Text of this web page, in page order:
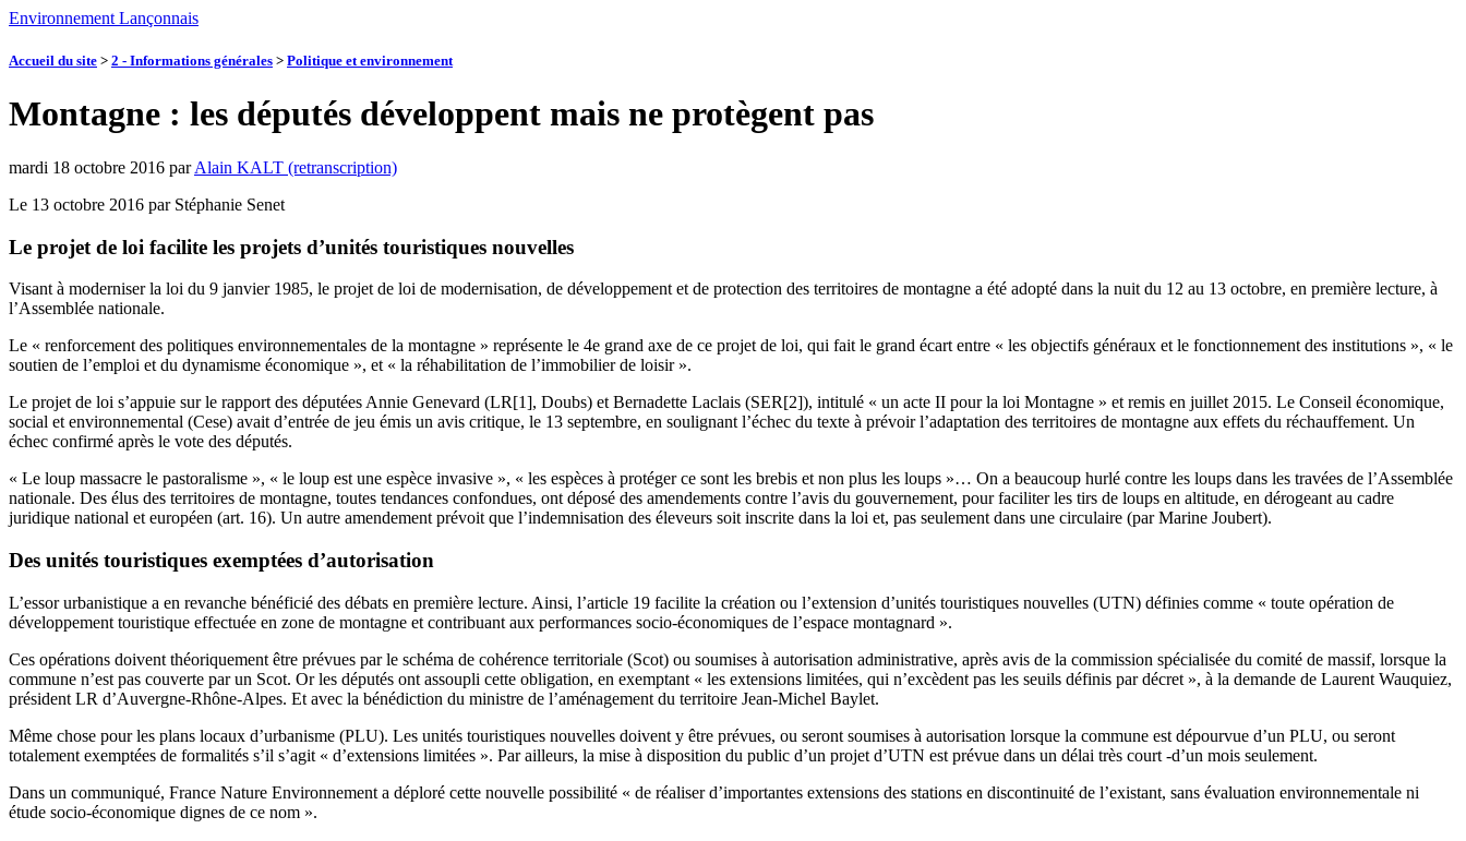
Environnement Lançonnais
Accueil du site > 2 - Informations générales > Politique et environnement
Montagne : les députés développent mais ne protègent pas
mardi 18 octobre 2016 parAlain KALT (retranscription)
Le 13 octobre 2016 par Stéphanie Senet
Le projet de loi facilite les projets d’unités touristiques nouvelles
Visant à moderniser la loi du 9 janvier 1985, le projet de loi de modernisation, de développement et de protection des territoires de montagne a été adopté dans la nuit du 12 au 13 octobre, en première lecture, à
l’Assemblée nationale.
Le « renforcement des politiques environnementales de la montagne » représente le 4e grand axe de ce projet de loi, qui fait le grand écart entre « les objectifs généraux et le fonctionnement des institutions », « le
soutien de l’emploi et du dynamisme économique », et « la réhabilitation de l’immobilier de loisir ».
Le projet de loi s’appuie sur le rapport des députées Annie Genevard (LR[1], Doubs) et Bernadette Laclais (SER[2]), intitulé « un acte II pour la loi Montagne » et remis en juillet 2015. Le Conseil économique,
social et environnemental (Cese) avait d’entrée de jeu émis un avis critique, le 13 septembre, en soulignant l’échec du texte à prévoir l’adaptation des territoires de montagne aux effets du réchauffement. Un
échec confirmé après le vote des députés.
« Le loup massacre le pastoralisme », « le loup est une espèce invasive », « les espèces à protéger ce sont les brebis et non plus les loups »… On a beaucoup hurlé contre les loups dans les travées de l’Assemblée
nationale. Des élus des territoires de montagne, toutes tendances confondues, ont déposé des amendements contre l’avis du gouvernement, pour faciliter les tirs de loups en altitude, en dérogeant au cadre
juridique national et européen (art. 16). Un autre amendement prévoit que l’indemnisation des éleveurs soit inscrite dans la loi et, pas seulement dans une circulaire (par Marine Joubert).
Des unités touristiques exemptées d’autorisation
L’essor urbanistique a en revanche bénéficié des débats en première lecture. Ainsi, l’article 19 facilite la création ou l’extension d’unités touristiques nouvelles (UTN) définies comme « toute opération de
développement touristique effectuée en zone de montagne et contribuant aux performances socio-économiques de l’espace montagnard ».
Ces opérations doivent théoriquement être prévues par le schéma de cohérence territoriale (Scot) ou soumises à autorisation administrative, après avis de la commission spécialisée du comité de massif, lorsque la
commune n’est pas couverte par un Scot. Or les députés ont assoupli cette obligation, en exemptant « les extensions limitées, qui n’excèdent pas les seuils définis par décret », à la demande de Laurent Wauquiez,
président LR d’Auvergne-Rhône-Alpes. Et avec la bénédiction du ministre de l’aménagement du territoire Jean-Michel Baylet.
Même chose pour les plans locaux d’urbanisme (PLU). Les unités touristiques nouvelles doivent y être prévues, ou seront soumises à autorisation lorsque la commune est dépourvue d’un PLU, ou seront
totalement exemptées de formalités s’il s’agit « d’extensions limitées ». Par ailleurs, la mise à disposition du public d’un projet d’UTN est prévue dans un délai très court -d’un mois seulement.
Dans un communiqué, France Nature Environnement a déploré cette nouvelle possibilité « de réaliser d’importantes extensions des stations en discontinuité de l’existant, sans évaluation environnementale ni
étude socio-économique dignes de ce nom ».